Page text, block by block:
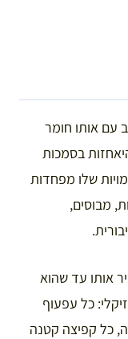
עם אותו חומר
בסמכות
שלו מפחדות
מבוסים,
אותו עד שהוא
כל עפעוף
כל קפיצה קטנה